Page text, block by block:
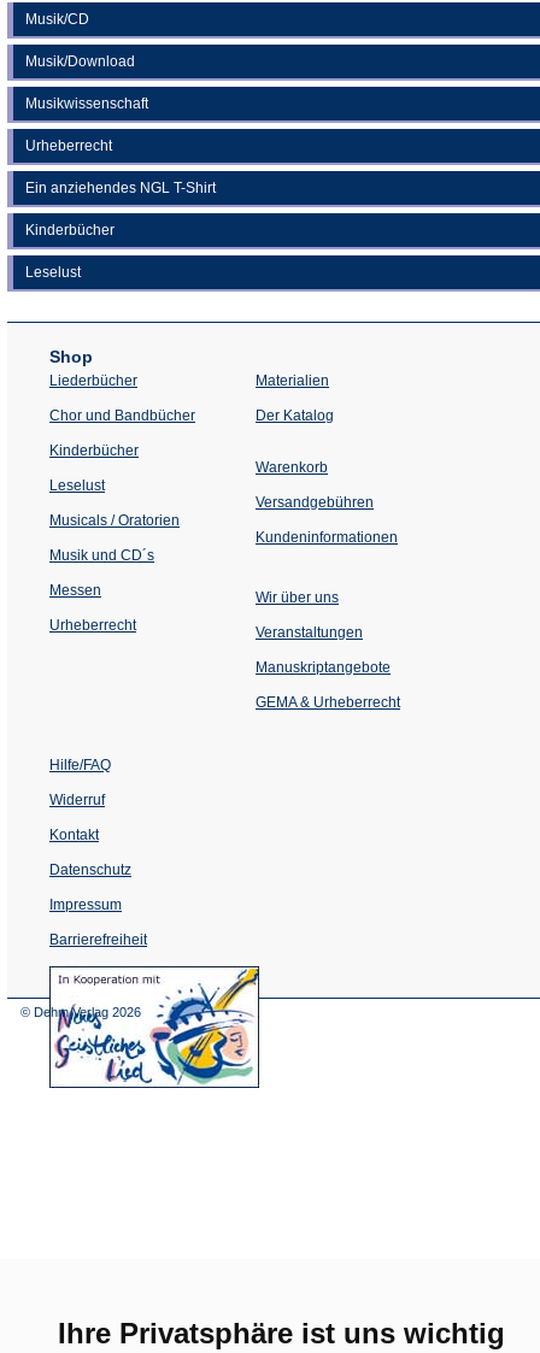
Ihre Privatsphäre ist uns wichtig
Musik/CD
Musik/Download
Musikwissenschaft
Urheberrecht
Ein anziehendes NGL T-Shirt
Kinderbücher
Leselust
Shop
Liederbücher
Chor und Bandbücher
Kinderbücher
Leselust
Musicals / Oratorien
Musik und CD´s
Messen
Urheberrecht
Materialien
Der Katalog
Warenkorb
Versandgebühren
Kundeninformationen
Wir über uns
Veranstaltungen
einem
Tab)
Manuskriptangebote
GEMA & Urheberrecht
Hilfe/FAQ
Widerruf
Kontakt
Datenschutz
Impressum
Barrierefreiheit
(Öffnet
in
© Dehm Verlag 2026